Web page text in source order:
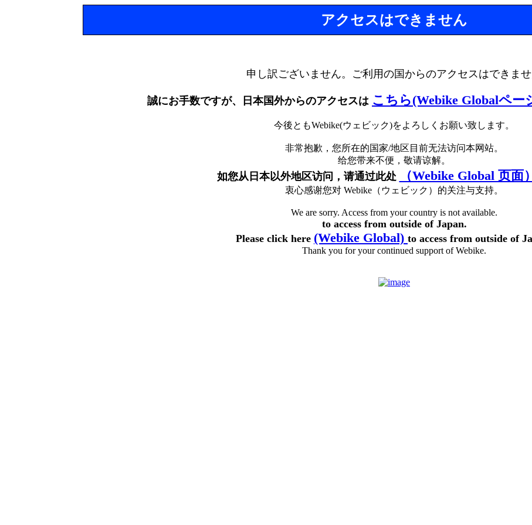
アクセスはできません
申し訳ございません。ご利用の国からのアクセスはできま
誠にお手数ですが、日本国外からのアクセスは こちら(Webike Globalペー
今後ともWebike(ウェビック)をよろしくお願い致します。
非常抱歉，您所在的国家/地区目前无法访问本网站。
给您带来不便，敬请谅解。
如您从日本以外地区访问，请通过此处 （Webike Global 页面）
衷心感谢您对 Webike（ウェビック）的关注与支持。
We are sorry. Access from your country is not available.
to access from outside of Japan.
Please click here (Webike Global) to access from outside of
Thank you for your continued support of Webike.